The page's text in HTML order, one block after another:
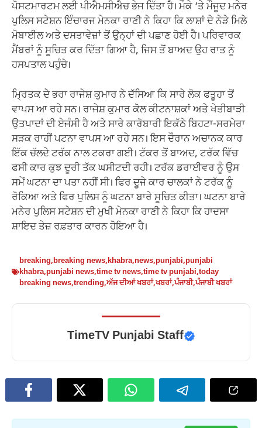
ਪੋਸਟਮਾਰਟਮ ਲਈ ਪੀਐਮਸੀਐਚ ਭੇਜ ਦਿੱਤਾ ਹੈ। ਮੌਕੇ ‘ਤੇ ਮੌਜੂਦ ਮਨੇਰ
ਪੁਲਿਸ ਸਟੇਸ਼ਨ ਇੰਚਾਰਜ ਮੇਨਕਾ ਰਾਣੀ ਨੇ ਕਿਹਾ ਕਿ ਲਾਸ਼ਾਂ ਦੇ ਨੇੜੇ ਮਿਲੇ
ਮੋਬਾਈਲ ਅਤੇ ਦਸਤਾਵੇਜ਼ਾਂ ਤੋਂ ਉਨ੍ਹਾਂ ਦੀ ਪਛਾਣ ਹੋਈ ਹੈ। ਪਰਿਵਾਰਕ
ਮੈਂਬਰਾਂ ਨੂੰ ਸੂਚਿਤ ਕਰ ਦਿੱਤਾ ਗਿਆ ਹੈ, ਜਿਸ ਤੋਂ ਬਾਅਦ ਉਹ ਰਾਤ ਨੂੰ
ਹਸਪਤਾਲ ਪਹੁੰਚੇ।
ਮ੍ਰਿਤਕ ਦੇ ਭਰਾ ਰਾਜੇਸ਼ ਕੁਮਾਰ ਨੇ ਦੱਸਿਆ ਕਿ ਸਾਰੇ ਲੋਕ ਫਤੂਹਾ ਤੋਂ
ਵਾਪਸ ਆ ਰਹੇ ਸਨ। ਰਾਜੇਸ਼ ਕੁਮਾਰ ਕੋਲ ਕੀਟਨਾਸ਼ਕਾਂ ਅਤੇ ਖੇਤੀਬਾੜੀ
ਉਤਪਾਦਾਂ ਦੀ ਏਜੰਸੀ ਹੈ ਅਤੇ ਸਾਰੇ ਕਾਰੋਬਾਰੀ ਇਕੱਠੇ ਬਿਹਟਾ-ਸਰਮੇਰਾ
ਸੜਕ ਰਾਹੀਂ ਪਟਨਾ ਵਾਪਸ ਆ ਰਹੇ ਸਨ। ਇਸ ਦੌਰਾਨ ਅਚਾਨਕ ਕਾਰ
ਇੱਕ ਚੱਲਦੇ ਟਰੱਕ ਨਾਲ ਟਕਰਾ ਗਈ। ਟੱਕਰ ਤੋਂ ਬਾਅਦ, ਟਰੱਕ ਵਿੱਚ
ਫਸੀ ਕਾਰ ਕੁਝ ਦੂਰੀ ਤੱਕ ਘਸੀਟਦੀ ਰਹੀ। ਟਰੱਕ ਡਰਾਈਵਰ ਨੂੰ ਉਸ
ਸਮੇਂ ਘਟਨਾ ਦਾ ਪਤਾ ਨਹੀਂ ਸੀ। ਫਿਰ ਦੂਜੇ ਕਾਰ ਚਾਲਕਾਂ ਨੇ ਟਰੱਕ ਨੂੰ
ਰੋਕਿਆ ਅਤੇ ਫਿਰ ਪੁਲਿਸ ਨੂੰ ਘਟਨਾ ਬਾਰੇ ਸੂਚਿਤ ਕੀਤਾ। ਘਟਨਾ ਬਾਰੇ
ਮਨੇਰ ਪੁਲਿਸ ਸਟੇਸ਼ਨ ਦੀ ਮੁਖੀ ਮੇਨਕਾ ਰਾਣੀ ਨੇ ਕਿਹਾ ਕਿ ਹਾਦਸਾ
ਸ਼ਾਇਦ ਤੇਜ਼ ਰਫ਼ਤਾਰ ਕਾਰਨ ਹੋਇਆ ਹੈ।
breaking,breaking news,khabra,news,punjabi,punjabi
khabra,punjabi news,time tv news,time tv punjabi,today
breaking news,trending,ਅੱਜ ਦੀਆਂ ਖਬਰਾਂ,ਖਬਰਾਂ,ਪੰਜਾਬੀ,ਪੰਜਾਬੀ ਖਬਰਾਂ
TimeTV Punjabi Staff